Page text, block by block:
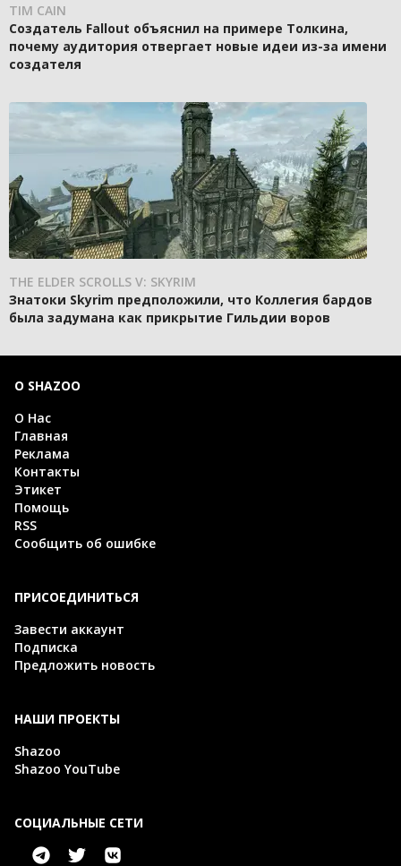
TIM CAIN
Создатель Fallout объяснил на примере Толкина,
почему аудитория отвергает новые идеи из-за имени
создателя
THE ELDER SCROLLS V: SKYRIM
Знатоки Skyrim предположили, что Коллегия бардов
была задумана как прикрытие Гильдии воров
О SHAZOO
О Нас
Главная
Реклама
Контакты
Этикет
Помощь
RSS
Сообщить об ошибке
ПРИСОЕДИНИТЬСЯ
Завести аккаунт
Подписка
Предложить новость
НАШИ ПРОЕКТЫ
Shazoo
Shazoo YouTube
СОЦИАЛЬНЫЕ СЕТИ